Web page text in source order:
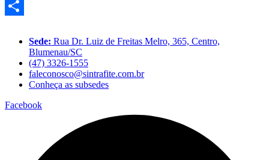
Twitter
Sede: Rua Dr. Luiz de Freitas Melro, 365, Centro,
Blumenau/SC
(47) 3326-1555
faleconosco@sintrafite.com.br
Conheça as subsedes
Facebook